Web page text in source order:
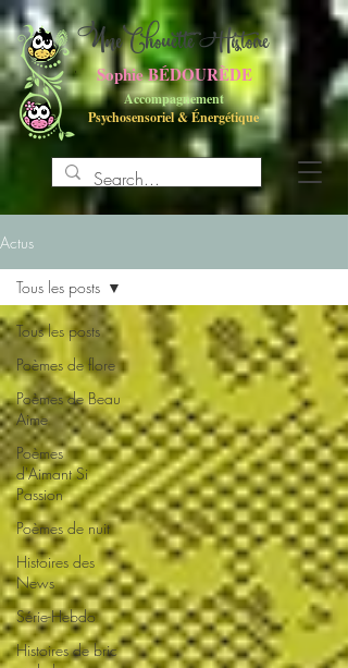
Accompagnement
Psychosensoriel&Énergétique
Sophie BÉDOURÈDE
UneChouette Histoire
Actus
Tous les posts
Poèmes de flore
Poèmes de Beau
Aime
Poèmes
d'Aimant Si
Passion
Poèmes de nuit
Histoires des
News
Série-Hebdo
Histoires de bric
Tous les posts